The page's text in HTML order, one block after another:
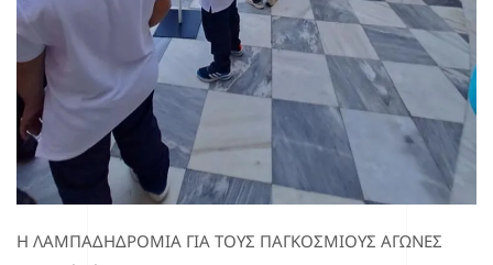
Η ΛΑΜΠΑΔΗΔΡΟΜΙΑ ΓΙΑ ΤΟΥΣ ΠΑΓΚΟΣΜΙΟΥΣ ΑΓΩΝΕΣ